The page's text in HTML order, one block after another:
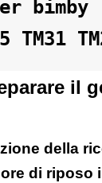
TM31
il
della
di riposo